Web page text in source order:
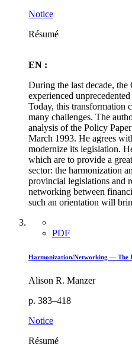
Notice
Résumé
EN :
During the last decade, the
experienced
Today, this transformation
many challenges. The
analysis of the Policy
March 1993. He agrees
modernize its legislation.
which are to provide a
sector: the harmonization
provincial legislations and
networking between
such an orientation will
PDF
Harmonization/Networking — The
Alison R. Manzer
p. 383–418
Notice
Résumé